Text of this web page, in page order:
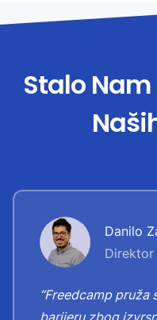
Stalo
Danilo
Direktor
“Freedcamp pruža
barijeru zbog